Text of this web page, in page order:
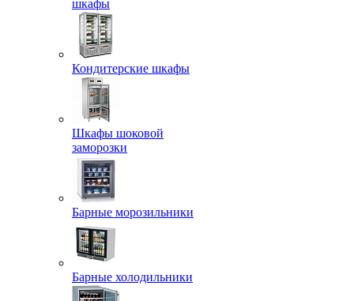
шкафы
Кондитерские шкафы
Шкафы шоковой
заморозки
Барные морозильники
Барные холодильники